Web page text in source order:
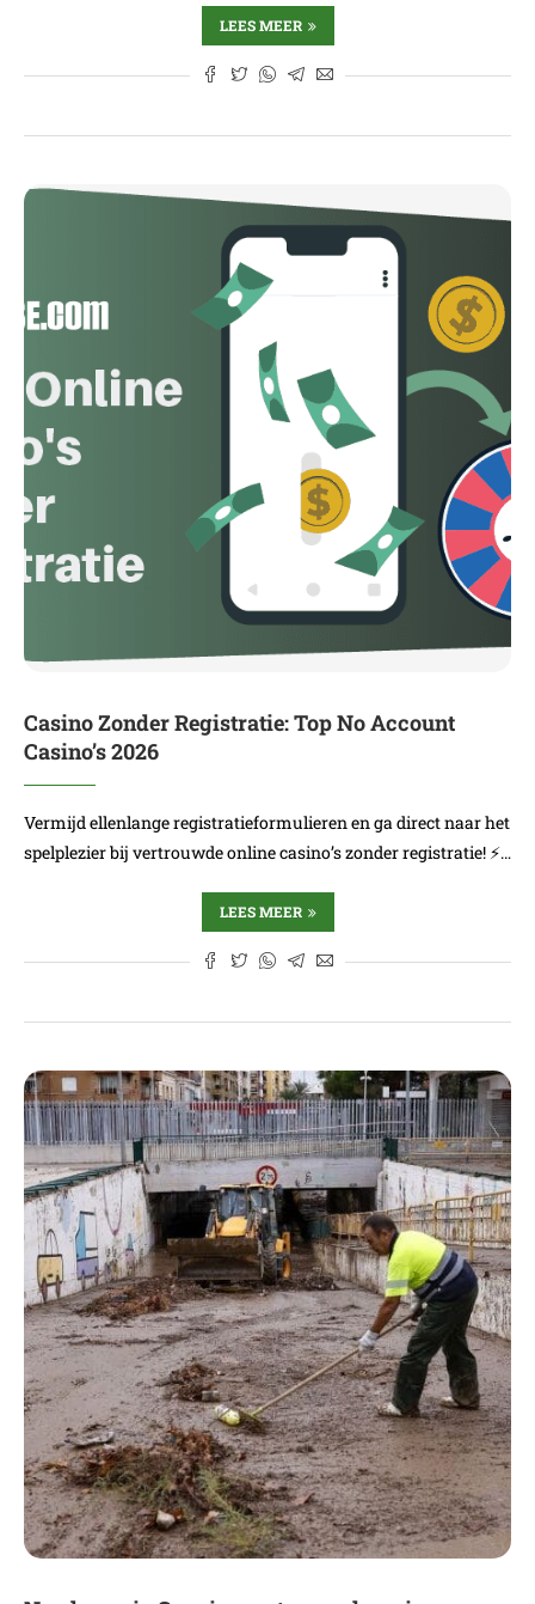
LEES MEER
Casino Zonder Registratie: Top No Account
Casino’s 2026
Vermijd ellenlange registratieformulieren en ga direct naar het
spelplezier bij vertrouwde online casino’s zonder registratie! ⚡…
LEES MEER